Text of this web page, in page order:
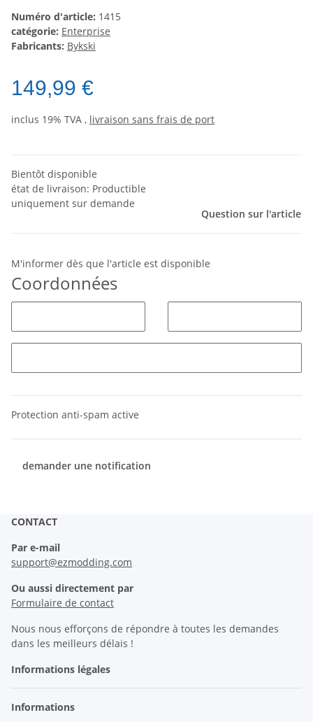
Numéro d'article: 1415
catégorie: Enterprise
Fabricants: Bykski
149,99 €
inclus 19% TVA , livraison sans frais de port
Bientôt disponible
état de livraison: Productible
uniquement sur demande
Question sur l'article
M'informer dès que l'article est disponible
Coordonnées
Protection anti-spam active
demander une notification
CONTACT
Par e-mail
support@ezmodding.com
Ou aussi directement par
Formulaire de contact
Nous nous efforçons de répondre à toutes les demandes
dans les meilleurs délais !
Informations légales
Informations